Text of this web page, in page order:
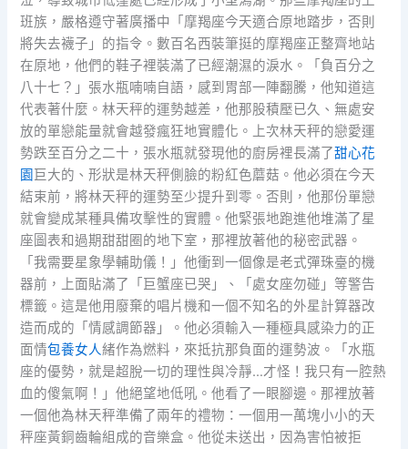
班族，嚴格遵守著廣播中「摩羯座今天適合原地踏步，否則
將失去襪子」的指令。數百名西裝筆挺的摩羯座正整齊地站
在原地，他們的鞋子裡裝滿了已經潮濕的淚水。「負百分之
八十七？」張水瓶喃喃自語，感到胃部一陣翻騰，他知道這
代表著什麼。林天秤的運勢越差，他那股積壓已久、無處安
放的單戀能量就會越發瘋狂地實體化。上次林天秤的戀愛運
勢跌至百分之二十，張水瓶就發現他的廚房裡長滿了甜心花
園巨大的、形狀是林天秤側臉的粉紅色蘑菇。他必須在今天
結束前，將林天秤的運勢至少提升到零。否則，他那份單戀
就會變成某種具備攻擊性的實體。他緊張地跑進他堆滿了星
座圖表和過期甜甜圈的地下室，那裡放著他的秘密武器。
「我需要星象學輔助儀！」他衝到一個像是老式彈珠臺的機
器前，上面貼滿了「巨蟹座已哭」、「處女座勿碰」等警告
標籤。這是他用廢棄的唱片機和一個不知名的外星計算器改
造而成的「情感調節器」。他必須輸入一種極具感染力的正
面情包養女人緒作為燃料，來抵抗那負面的運勢波。「水瓶
座的優勢，就是超脫一切的理性與冷靜…才怪！我只有一腔熱
血的傻氣啊！」他絕望地低吼。他看了一眼腳邊。那裡放著
一個他為林天秤準備了兩年的禮物：一個用一萬塊小小的天
秤座黃銅齒輪組成的音樂盒。他從未送出，因為害怕被拒